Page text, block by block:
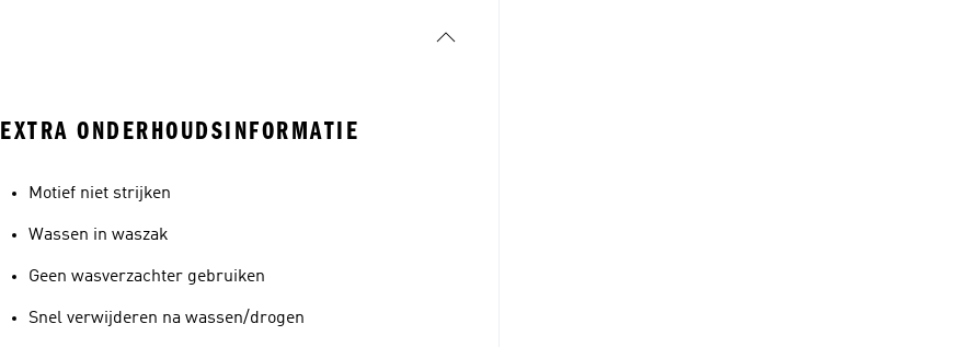
EXTRA ONDERHOUDSINFORMATIE
Motief niet strijken
Wassen in waszak
Geen wasverzachter gebruiken
Snel verwijderen na wassen/drogen